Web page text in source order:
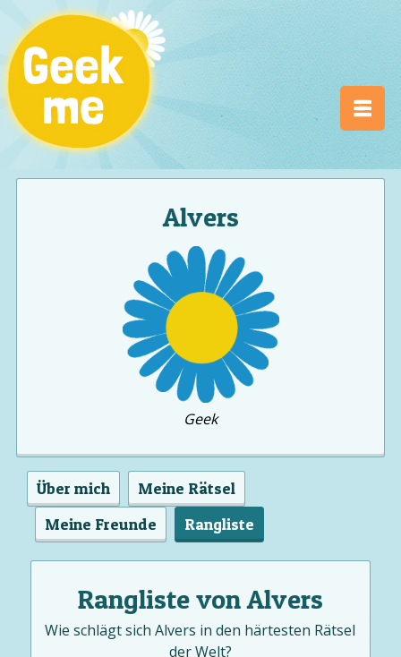
Alvers
Geek
Über mich
Meine Rätsel
Meine Freunde
Rangliste
Rangliste von Alvers
Wie schlägt sich Alvers in den härtesten Rätsel
der Welt?